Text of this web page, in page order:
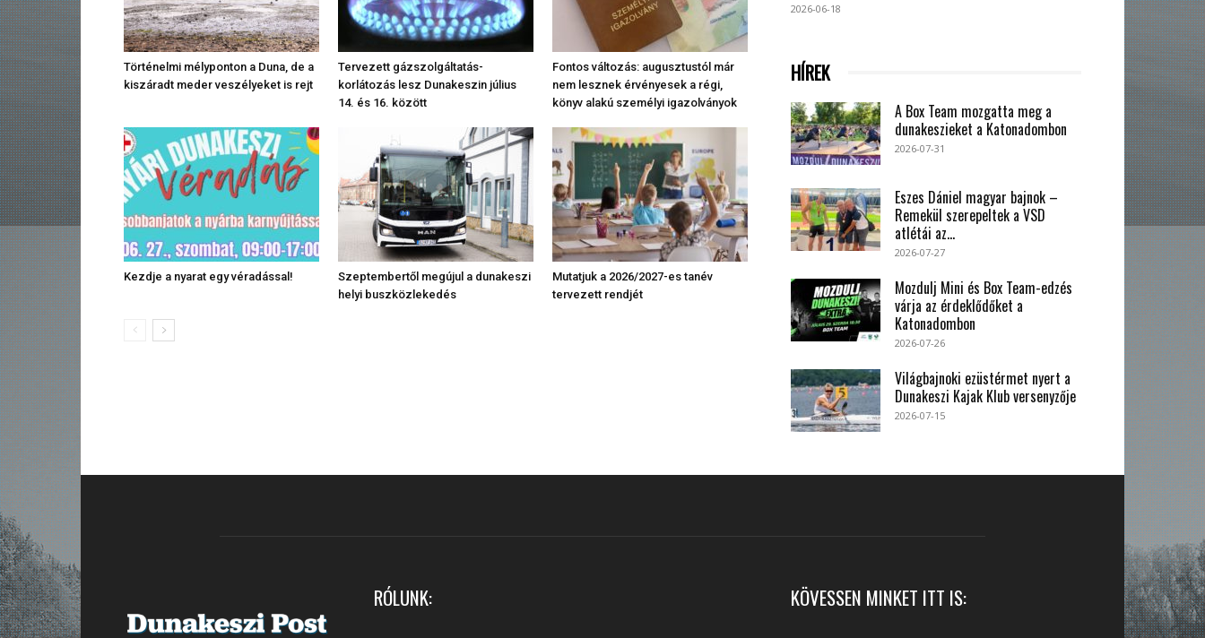
Történelmi mélyponton a Duna, de a
kiszáradt meder veszélyeket is rejt
Tervezett gázszolgáltatás-
korlátozás lesz Dunakeszin július
14. és 16. között
Fontos változás: augusztustól már
nem lesznek érvényesek a régi,
könyv alakú személyi igazolványok
Kezdje a nyarat egy véradással!
Szeptembertől megújul a dunakeszi
helyi buszközlekedés
Mutatjuk a 2026/2027-es tanév
tervezett rendjét
2026-06-18
HÍREK
A Box Team mozgatta meg a
dunakeszieket a Katonadombon
2026-07-31
Eszes Dániel magyar bajnok –
Remekül szerepeltek a VSD
atlétái az...
2026-07-27
Mozdulj Mini és Box Team-edzés
várja az érdeklődőket a
Katonadombon
2026-07-26
Világbajnoki ezüstérmet nyert a
Dunakeszi Kajak Klub versenyzője
2026-07-15
RÓLUNK: KÖVESSEN MINKET ITT IS: